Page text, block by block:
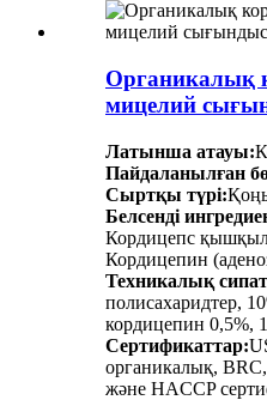
Органикалық
мицелий
Латынша атауы:
Пайдаланылған
Сыртқы түрі:
Белсенді
Кордицепс
Кордицепин
Техникалық
полисахаридтер,
кордицепин 0,5%,
Сертификаттар:
органикалық,
және HACCP